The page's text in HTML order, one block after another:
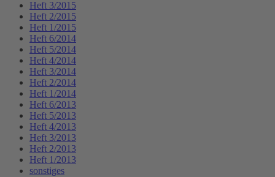
Heft 3/2015
Heft 2/2015
Heft 1/2015
Heft 6/2014
Heft 5/2014
Heft 4/2014
Heft 3/2014
Heft 2/2014
Heft 1/2014
Heft 6/2013
Heft 5/2013
Heft 4/2013
Heft 3/2013
Heft 2/2013
Heft 1/2013
sonstiges